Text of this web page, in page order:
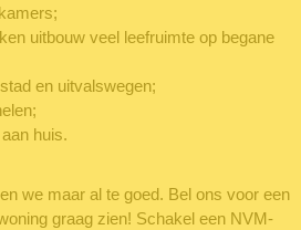
uitbouw veel leefruimte op begane
en uitvalswegen;
huis.
we maar al te goed. Bel ons voor een
graag zien! Schakel een NVM-